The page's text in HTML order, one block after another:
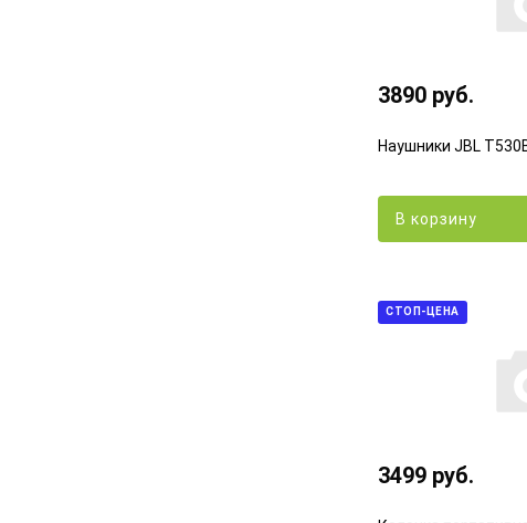
3890 руб.
Наушники JBL
В корзину
СТОП-ЦЕНА
3499 руб.